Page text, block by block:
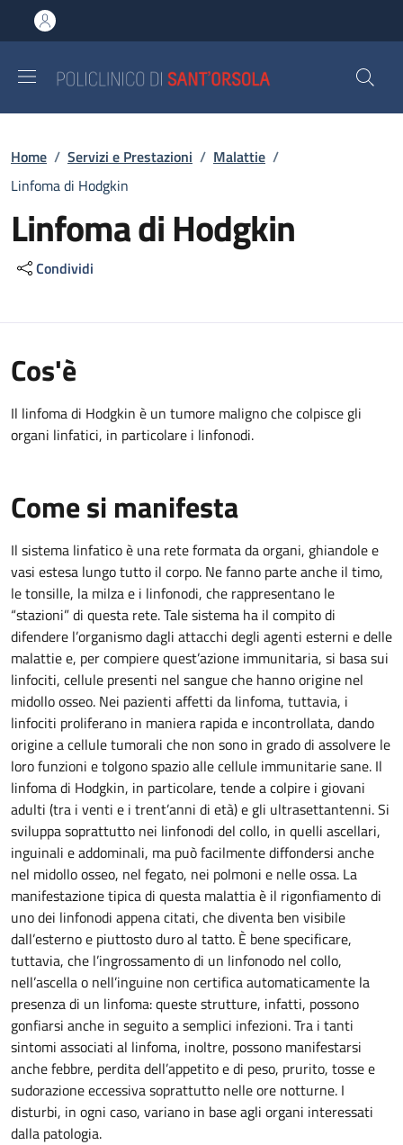
al contenuto principale
to footer content
Briciole di pane
Home / Servizi e Prestazioni / Malattie /
Linfoma di Hodgkin
Linfoma di Hodgkin
Condividi
Cos'è
Il linfoma di Hodgkin è un tumore maligno che colpisce gli
organi linfatici, in particolare i linfonodi.
Come si manifesta
Il sistema linfatico è una rete formata da organi, ghiandole e
vasi estesa lungo tutto il corpo. Ne fanno parte anche il timo,
le tonsille, la milza e i linfonodi, che rappresentano le
“stazioni” di questa rete. Tale sistema ha il compito di
difendere l’organismo dagli attacchi degli agenti esterni e delle
malattie e, per compiere quest’azione immunitaria, si basa sui
linfociti, cellule presenti nel sangue che hanno origine nel
midollo osseo. Nei pazienti affetti da linfoma, tuttavia, i
linfociti proliferano in maniera rapida e incontrollata, dando
origine a cellule tumorali che non sono in grado di assolvere le
loro funzioni e tolgono spazio alle cellule immunitarie sane. Il
linfoma di Hodgkin, in particolare, tende a colpire i giovani
adulti (tra i venti e i trent’anni di età) e gli ultrasettantenni. Si
sviluppa soprattutto nei linfonodi del collo, in quelli ascellari,
inguinali e addominali, ma può facilmente diffondersi anche
nel midollo osseo, nel fegato, nei polmoni e nelle ossa. La
manifestazione tipica di questa malattia è il rigonfiamento di
uno dei linfonodi appena citati, che diventa ben visibile
dall’esterno e piuttosto duro al tatto. È bene specificare,
tuttavia, che l’ingrossamento di un linfonodo nel collo,
nell’ascella o nell’inguine non certifica automaticamente la
presenza di un linfoma: queste strutture, infatti, possono
gonfiarsi anche in seguito a semplici infezioni. Tra i tanti
sintomi associati al linfoma, inoltre, possono manifestarsi
anche febbre, perdita dell’appetito e di peso, prurito, tosse e
sudorazione eccessiva soprattutto nelle ore notturne. I
disturbi, in ogni caso, variano in base agli organi interessati
dalla patologia.